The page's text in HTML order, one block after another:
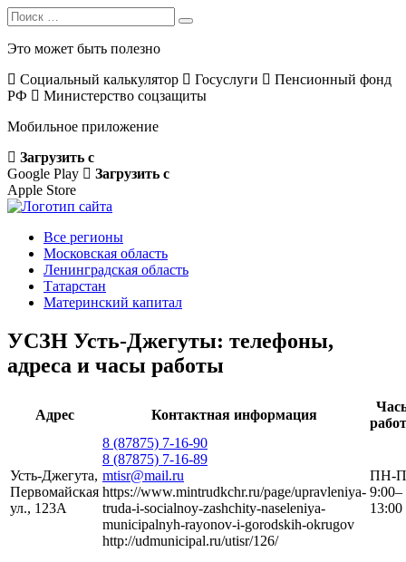
Search
for:
Search
Это может быть полезно
Социальный калькулятор
Госуслуги
Пенсионный фонд
РФ
Министерство соцзащиты
Мобильное приложение
Загрузить с
Google Play
Загрузить с
Apple Store
Все регионы
Московская область
Ленинградская область
Татарстан
Материнский капитал
УСЗН Усть-Джегуты: телефоны,
адреса и часы работы
Адрес Контактная информация
Усть-Джегута,
Первомайская
ул., 123А
8 (87875) 7-16-90
8 (87875) 7-16-89
mtisr@mail.ru
https://www.mintrudkchr.ru/page/upravleniya-
truda-i-socialnoy-zashchity-naseleniya-
municipalnyh-rayonov-i-gorodskih-okrugov
http://udmunicipal.ru/utisr/126/
ПН-
9:00–
13:00